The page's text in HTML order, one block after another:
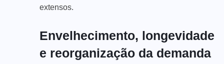
extensos.
Envelhecimento, longevidade
e reorganização da demanda